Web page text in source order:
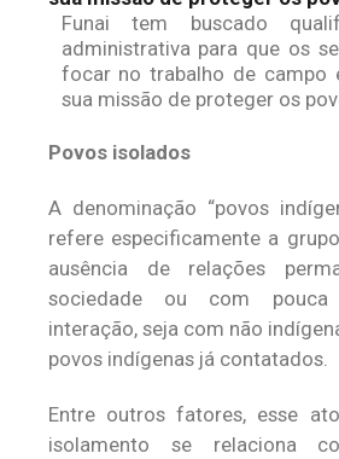
Funai tem buscado
administrativa para que os
focar no trabalho de campo
sua missão de proteger os
Povos isolados
A denominação “povos
refere especificamente a
ausência de relações
sociedade ou com pouca
interação, seja com não
povos indígenas já contatados.
Entre outros fatores, esse
isolamento se relaciona